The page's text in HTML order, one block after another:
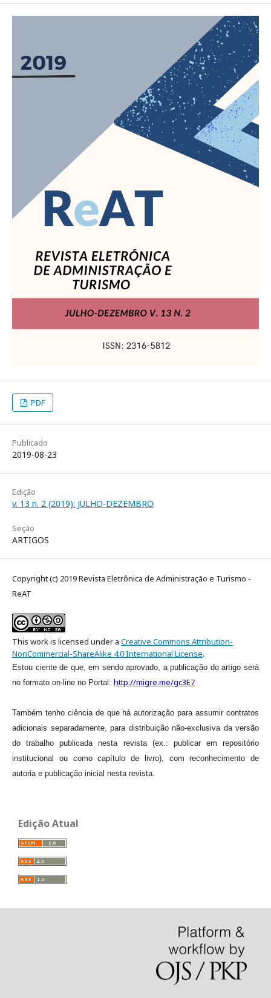
PDF
Publicado
2019-08-23
Edição
v. 13 n. 2 (2019): JULHO-DEZEMBRO
Seção
ARTIGOS
Copyright (c) 2019 Revista Eletrônica de Administração e Turismo -
ReAT
This work is licensed under a Creative Commons Attribution-
NonCommercial-ShareAlike 4.0 International License.
Estou ciente de que, em sendo aprovado, a publicação do artigo será
no formato on-line no Portal: http://migre.me/gc3E7
Também tenho ciência de que há autorização para assumir contratos
adicionais separadamente, para distribuição não-exclusiva da versão
do trabalho publicada nesta revista (ex.: publicar em repositório
institucional ou como capítulo de livro), com reconhecimento de
autoria e publicação inicial nesta revista.
Edição Atual